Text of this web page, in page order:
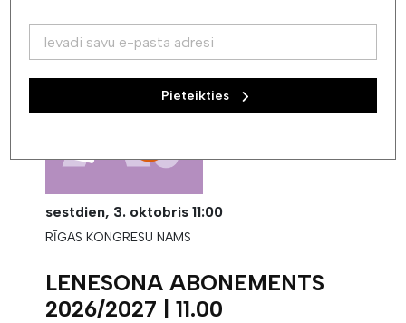
sestdien, 3. oktobris 11:00
RĪGAS KONGRESU NAMS
LENESONA ABONEMENTS
2026/2027 | 11.00
Pieteikties